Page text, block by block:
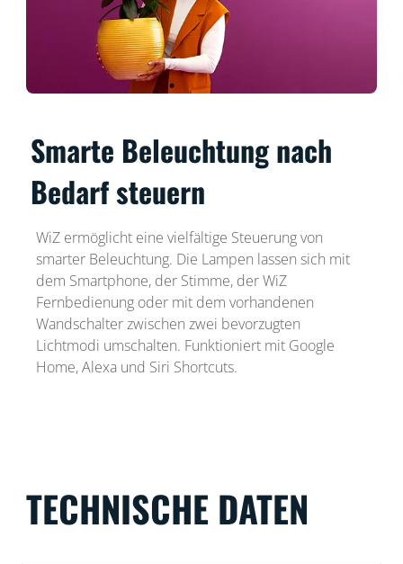
Smarte Beleuchtung nach
Bedarf steuern
WiZ ermöglicht eine vielfältige Steuerung von
smarter Beleuchtung. Die Lampen lassen sich mit
dem Smartphone, der Stimme, der WiZ
Fernbedienung oder mit dem vorhandenen
Wandschalter zwischen zwei bevorzugten
Lichtmodi umschalten. Funktioniert mit Google
Home, Alexa und Siri Shortcuts.
TECHNISCHE DATEN